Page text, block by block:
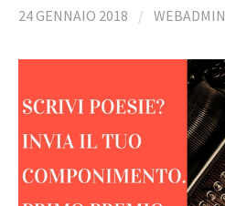
24 GENNAIO 2018 / WEBADMIN